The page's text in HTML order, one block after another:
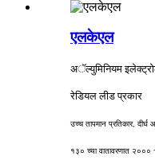
एलकेएल
अॅल्युमिनियम
रेडियल लीड प्रकार
उच्च तापमान प्रतिकार, दीर्घ
१३० च्या वातावरणात